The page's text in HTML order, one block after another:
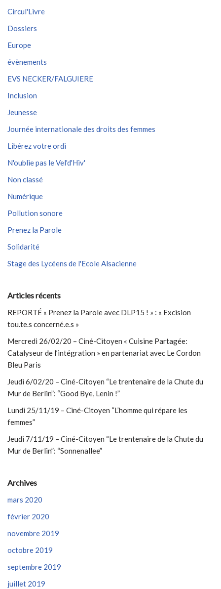
Circul'Livre
Dossiers
Europe
évènements
EVS NECKER/FALGUIERE
Inclusion
Jeunesse
Journée internationale des droits des femmes
Libérez votre ordi
N'oublie pas le Vel'd'Hiv'
Non classé
Numérique
Pollution sonore
Prenez la Parole
Solidarité
Stage des Lycéens de l'Ecole Alsacienne
Articles récents
REPORTÉ « Prenez la Parole avec DLP15 ! » : « Excision
tou.te.s concerné.e.s »
Mercredi 26/02/20 – Ciné-Citoyen « Cuisine Partagée:
Catalyseur de l’intégration » en partenariat avec Le Cordon
Bleu Paris
Jeudi 6/02/20 – Ciné-Citoyen “Le trentenaire de la Chute du
Mur de Berlin”: “Good Bye, Lenin !”
Lundi 25/11/19 – Ciné-Citoyen “L’homme qui répare les
femmes”
Jeudi 7/11/19 – Ciné-Citoyen “Le trentenaire de la Chute du
Mur de Berlin”: “Sonnenallee”
Archives
mars 2020
février 2020
novembre 2019
octobre 2019
septembre 2019
juillet 2019